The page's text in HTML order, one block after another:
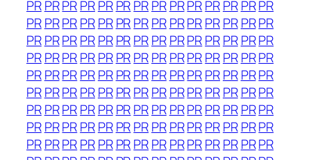
PRPRPRPRPR PRPRPRPRPRPRPR PRPR
PRPRPRPRPR PRPRPRPRPRPRPR PRPR
PRPRPRPRPR PRPRPRPRPRPRPR PRPR
PRPRPRPRPR PRPRPRPRPRPRPR PRPR
PRPRPRPRPR PRPRPRPRPRPRPR PRPR
PRPRPRPRPR PRPRPRPRPRPRPR PRPR
PRPRPRPRPR PRPRPRPRPRPRPR PRPR
PRPRPRPRPR PRPRPRPRPRPRPR PRPR
PRPRPRPRPR PRPRPRPRPRPRPR PRPR